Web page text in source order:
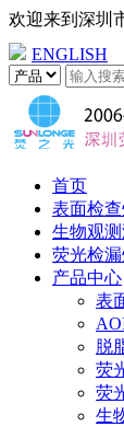
欢迎来到 深圳
ENGLISH
首页
表面检
生物观
荧光检
产品中心
表
脱
荧
荧
生